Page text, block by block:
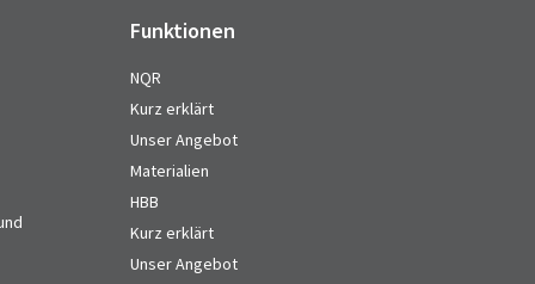
Funktionen
NQR
Kurz erklärt
Unser Angebot
Materialien
HBB
Kurz erklärt
Unser Angebot